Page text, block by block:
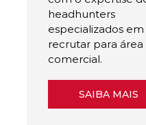
headhunters
especializados em
recrutar para área
comercial.
SAIBA MAIS